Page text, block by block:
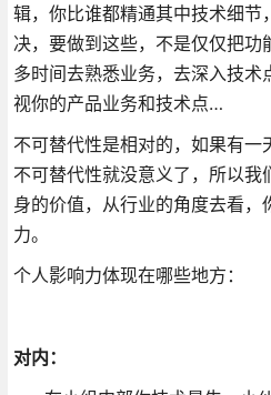
辑，你比谁都精通其中技术细节
决，要做到这些，不是仅仅把功
多时间去熟悉业务，去深入技术
视你的产品业务和技术点…
不可替代性是相对的，如果有一
不可替代性就没意义了，所以我
身的价值，从行业的角度去看，
力。
个人影响力体现在哪些地方：
对内：